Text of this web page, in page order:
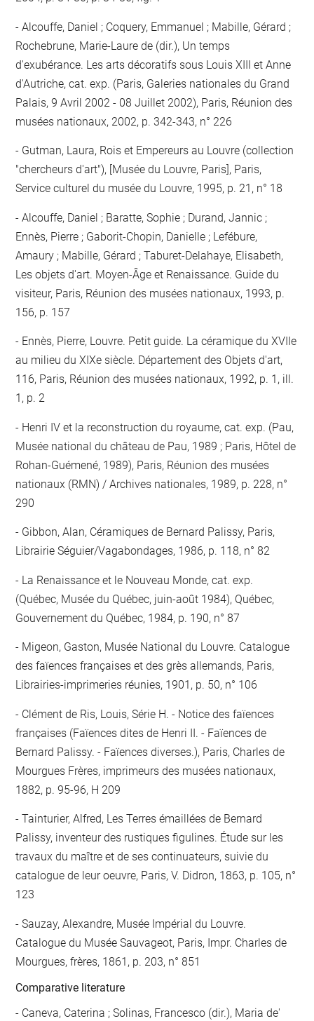
Alcouffe, Daniel ; Coquery, Emmanuel ; Mabille, Gérard ;
Rochebrune, Marie-Laure de (dir.), Un temps
d'exubérance. Les arts décoratifs sous Louis XIII et Anne
d'Autriche, cat. exp. (Paris, Galeries nationales du Grand
Palais, 9 Avril 2002 - 08 Juillet 2002), Paris, Réunion des
musées nationaux, 2002, p. 342-343, n° 226
Gutman, Laura, Rois et Empereurs au Louvre (collection
"chercheurs d'art"), [Musée du Louvre, Paris], Paris,
Service culturel du musée du Louvre, 1995, p. 21, n° 18
Alcouffe, Daniel ; Baratte, Sophie ; Durand, Jannic ;
Ennès, Pierre ; Gaborit-Chopin, Danielle ; Lefébure,
Amaury ; Mabille, Gérard ; Taburet-Delahaye, Elisabeth,
Les objets d'art. Moyen-Âge et Renaissance. Guide du
visiteur, Paris, Réunion des musées nationaux, 1993, p.
156, p. 157
Ennès, Pierre, Louvre. Petit guide. La céramique du XVIIe
au milieu du XIXe siècle. Département des Objets d'art,
116, Paris, Réunion des musées nationaux, 1992, p. 1, ill.
1, p. 2
Henri IV et la reconstruction du royaume, cat. exp. (Pau,
Musée national du château de Pau, 1989 ; Paris, Hôtel de
Rohan-Guémené, 1989), Paris, Réunion des musées
nationaux (RMN) / Archives nationales, 1989, p. 228, n°
290
Gibbon, Alan, Céramiques de Bernard Palissy, Paris,
Librairie Séguier/Vagabondages, 1986, p. 118, n° 82
La Renaissance et le Nouveau Monde, cat. exp.
(Québec, Musée du Québec, juin-août 1984), Québec,
Gouvernement du Québec, 1984, p. 190, n° 87
Migeon, Gaston, Musée National du Louvre. Catalogue
des faïences françaises et des grès allemands, Paris,
Librairies-imprimeries réunies, 1901, p. 50, n° 106
Clément de Ris, Louis, Série H. - Notice des faïences
françaises (Faïences dites de Henri II. - Faïences de
Bernard Palissy. - Faïences diverses.), Paris, Charles de
Mourgues Frères, imprimeurs des musées nationaux,
1882, p. 95-96, H 209
Tainturier, Alfred, Les Terres émaillées de Bernard
Palissy, inventeur des rustiques figulines. Étude sur les
travaux du maître et de ses continuateurs, suivie du
catalogue de leur oeuvre, Paris, V. Didron, 1863, p. 105, n°
123
Sauzay, Alexandre, Musée Impérial du Louvre.
Catalogue du Musée Sauvageot, Paris, Impr. Charles de
Mourgues, frères, 1861, p. 203, n° 851
Comparative literature
- Caneva, Caterina ; Solinas, Francesco (dir.), Maria de'